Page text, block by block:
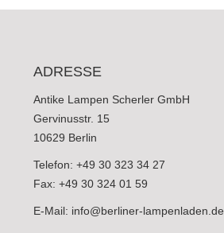
ADRESSE
Antike Lampen Scherler GmbH
Gervinusstr. 15
10629 Berlin
Telefon: +49 30 323 34 27
Fax: +49 30 324 01 59
E-Mail: info@berliner-lampenladen.de